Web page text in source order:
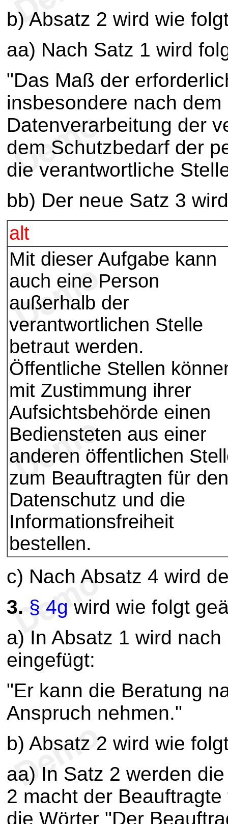
b) Absatz 2 wird wie
aa) Nach Satz 1 wird
"Das Maß der
insbesondere nach dem
Datenverarbeitung der
dem Schutzbedarf der
die verantwortliche
bb) Der neue Satz 3
alt
Mit dieser Aufgabe kann
auch eine Person
außerhalb der
verantwortlichen Stelle
betraut werden.
Öffentliche Stellen
mit Zustimmung ihrer
Aufsichtsbehörde einen
Bediensteten aus einer
anderen öffentlichen
zum Beauftragten für den
Datenschutz und die
Informationsfreiheit
bestellen.
c) Nach Absatz 4 wird
3. § 4g wird wie folgt
a) In Absatz 1 wird
eingefügt:
"Er kann die Beratung
Anspruch nehmen."
b) Absatz 2 wird wie
aa) In Satz 2 werden
2 macht der
die Wörter "Der